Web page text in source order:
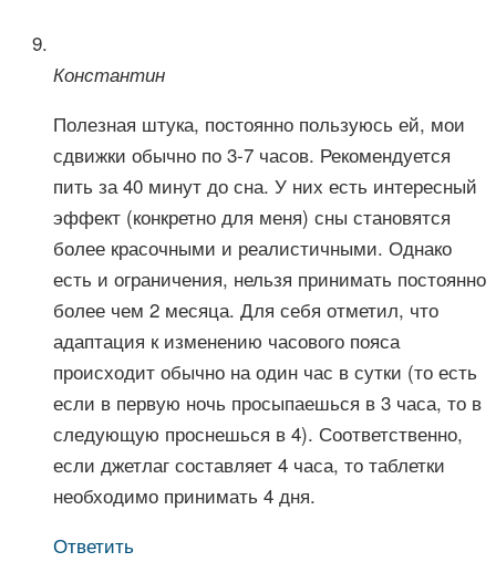
Константин
Полезная штука, постоянно пользуюсь ей, мои
сдвижки обычно по 3-7 часов. Рекомендуется
пить за 40 минут до сна. У них есть интересный
эффект (конкретно для меня) сны становятся
более красочными и реалистичными. Однако
есть и ограничения, нельзя принимать постоянно
более чем 2 месяца. Для себя отметил, что
адаптация к изменению часового пояса
происходит обычно на один час в сутки (то есть
если в первую ночь просыпаешься в 3 часа, то в
следующую проснешься в 4). Соответственно,
если джетлаг составляет 4 часа, то таблетки
необходимо принимать 4 дня.
Ответить